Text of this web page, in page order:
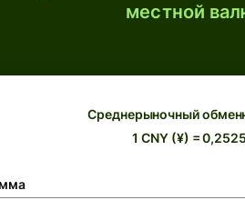
местной
Среднерыночный
1 CNY (¥) =